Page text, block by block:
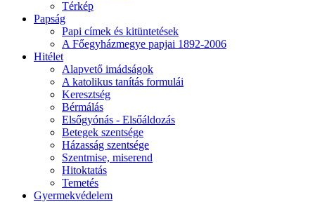
Térkép
Papság
Papi címek és kitüntetések
A Főegyházmegye papjai 1892-2006
Hitélet
Alapvető imádságok
A katolikus tanítás formulái
Keresztség
Bérmálás
Elsőgyónás - Elsőáldozás
Betegek szentsége
Házasság szentsége
Szentmise, miserend
Hitoktatás
Temetés
Gyermekvédelem